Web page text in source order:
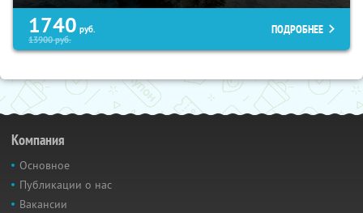
1740 руб.
13900руб.
ПОДРОБНЕЕ
Компания
Основное
Публикации о нас
Вакансии